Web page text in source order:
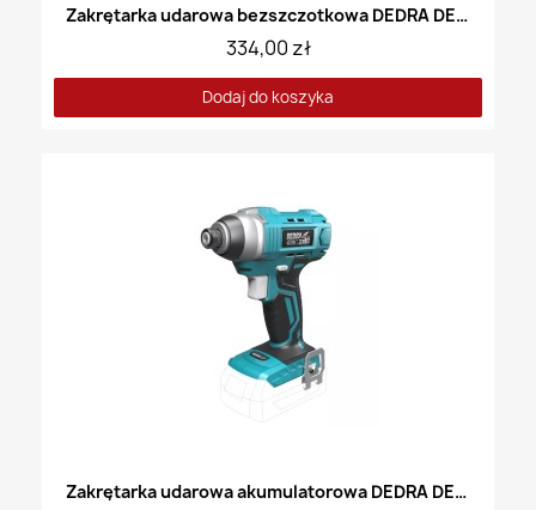
Zakrętarka udarowa bezszczotkowa DEDRA DED7145
334,00 zł
Dodaj do koszyka
Zakrętarka udarowa akumulatorowa DEDRA DED7045